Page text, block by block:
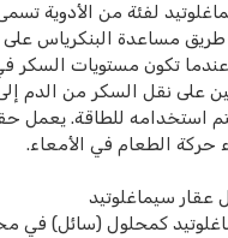
لفئة من الأدوية
مساعدة البنكرياس على
تكون مستويات السكر
على نقل السكر من الدم
استخدامه للطاقة. يعمل
حركة الطعام في الأمعاء.
عقار سيماغلوتيد
كمحلول (سائل) في